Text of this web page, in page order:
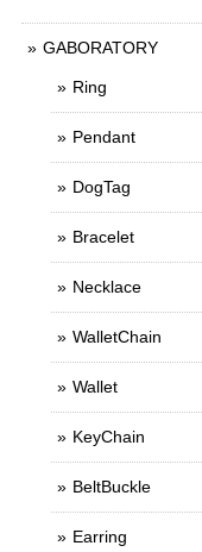
GABORATORY
Ring
Pendant
DogTag
Bracelet
Necklace
WalletChain
Wallet
KeyChain
BeltBuckle
Earring